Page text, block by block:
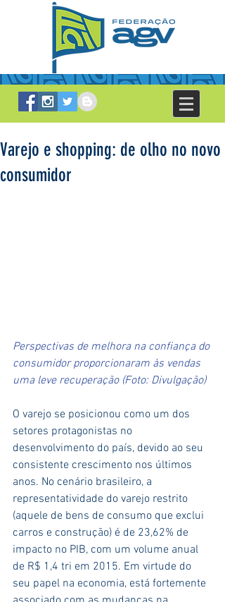
Varejo e shopping: de olho no novo
consumidor
Perspectivas de melhora na confiança do
consumidor proporcionaram às vendas
uma leve recuperação (Foto: Divulgação)
O varejo se posicionou como um dos
setores protagonistas no
desenvolvimento do país, devido ao seu
consistente crescimento nos últimos
anos. No cenário brasileiro, a
representatividade do varejo restrito
(aquele de bens de consumo que exclui
carros e construção) é de 23,62% de
impacto no PIB, com um volume anual
de R$ 1,4 tri em 2015. Em virtude do
seu papel na economia, está fortemente